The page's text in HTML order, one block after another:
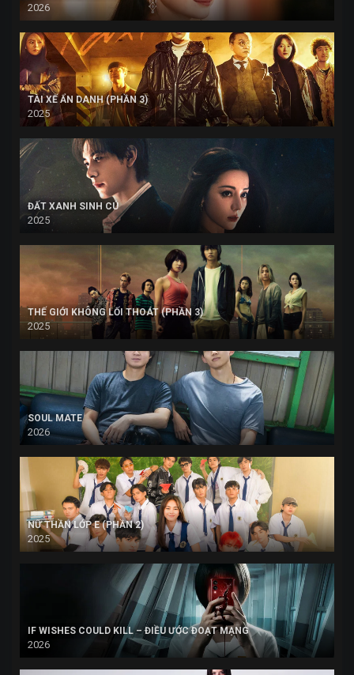
2026
TÀI XẾ ẨN DANH (PHẦN 3)
2025
ĐẤT XANH SINH CÚ
2025
THẾ GIỚI KHÔNG LỐI THOÁT (PHẦN 3)
2025
SOUL MATE
2026
NỮ THẦN LỚP E (PHẦN 2)
2025
IF WISHES COULD KILL – ĐIỀU ƯỚC ĐOẠT MẠNG
2026